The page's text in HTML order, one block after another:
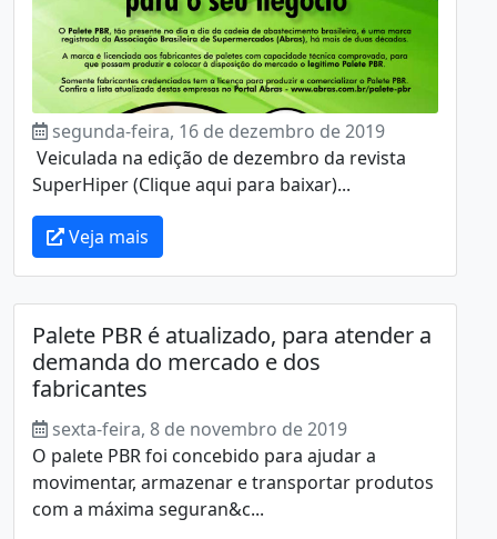
segunda-feira, 16 de dezembro de 2019
Veiculada na edição de dezembro da revista
SuperHiper (Clique aqui para baixar)...
Veja mais
Palete PBR é atualizado, para atender a
demanda do mercado e dos
fabricantes
sexta-feira, 8 de novembro de 2019
O palete PBR foi concebido para ajudar a
movimentar, armazenar e transportar produtos
com a má­xima seguran&c...